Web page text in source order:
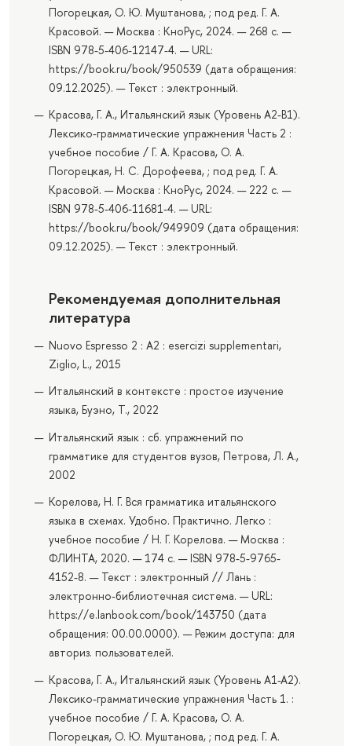
Погорецкая, О. Ю. Муштанова, ; под ред. Г. А.
Красовой. — Москва : КноРус, 2024. — 268 с. —
ISBN 978-5-406-12147-4. — URL:
https://book.ru/book/950539 (дата обращения:
09.12.2025). — Текст : электронный.
Красова, Г. А., Итальянский язык (Уровень А2-В1).
Лексико-грамматические упражнения Часть 2 :
учебное пособие / Г. А. Красова, О. А.
Погорецкая, Н. С. Дорофеева, ; под ред. Г. А.
Красовой. — Москва : КноРус, 2024. — 222 с. —
ISBN 978-5-406-11681-4. — URL:
https://book.ru/book/949909 (дата обращения:
09.12.2025). — Текст : электронный.
Рекомендуемая дополнительная
литература
Nuovo Espresso 2 : A2 : esercizi supplementari,
Ziglio, L., 2015
Итальянский в контексте : простое изучение
языка, Буэно, Т., 2022
Итальянский язык : сб. упражнений по
грамматике для студентов вузов, Петрова, Л. А.,
2002
Корелова, Н. Г. Вся грамматика итальянского
языка в схемах. Удобно. Практично. Легко :
учебное пособие / Н. Г. Корелова. — Москва :
ФЛИНТА, 2020. — 174 с. — ISBN 978-5-9765-
4152-8. — Текст : электронный // Лань :
электронно-библиотечная система. — URL:
https://e.lanbook.com/book/143750 (дата
обращения: 00.00.0000). — Режим доступа: для
авториз. пользователей.
Красова, Г. А., Итальянский язык (Уровень А1-А2).
Лексико-грамматические упражнения Часть 1. :
учебное пособие / Г. А. Красова, О. А.
Погорецкая, О. Ю. Муштанова, ; под ред. Г. А.